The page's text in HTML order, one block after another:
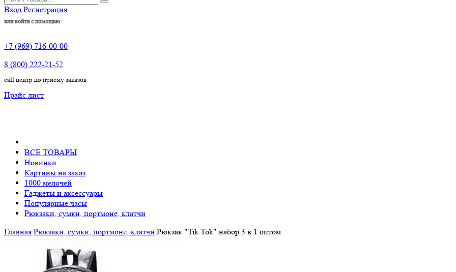
Вход Регистрация
или войти с помощью
+7 (969) 716-00-00
8 (800) 222-21-52
call центр по приему заказов
Прайс лист
ВСЕ ТОВАРЫ
Новинки
Картины на заказ
1000 мелочей
Гаджеты и аксессуары
Популярные часы
Рюкзаки, сумки, портмоне, клатчи
Главная Рюкзаки, сумки, портмоне, клатчи Рюкзак "Tik Tok" набор 3 в 1 оптом